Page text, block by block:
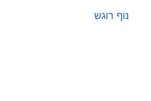
נוף רוגש